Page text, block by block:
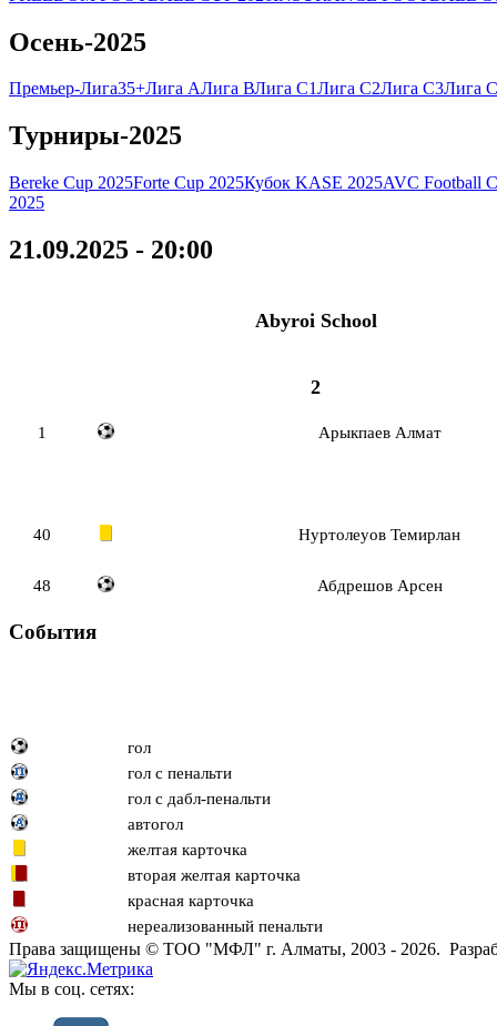
Осень-2025
Премьер-Лига35+Лига АЛига ВЛига C1Лига C2Лига C3Лига
Турниры-2025
Bereke Cup 2025Forte Cup 2025Кубок KASE 2025AVC Football
2025
21.09.2025 - 20:00
Abyroi School
2
1 Арыкпаев Алмат
40 Нуртолеуов Темирлан
48 Абдрешов Арсен
События
гол
гол с пенальти
гол с дабл-пенальти
автогол
желтая карточка
вторая желтая карточка
красная карточка
нереализованный пенальти
Права защищены © ТОО "МФЛ" г. Алматы, 2003 - 2026.
Мы в соц. сетях: